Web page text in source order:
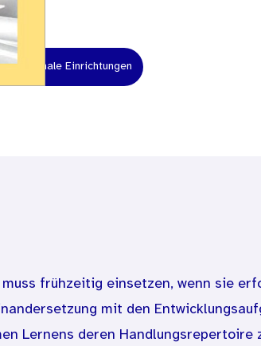
Kommunale Einrichtungen
frühzeitig einsetzen, wenn sie
mit den
Lernens deren